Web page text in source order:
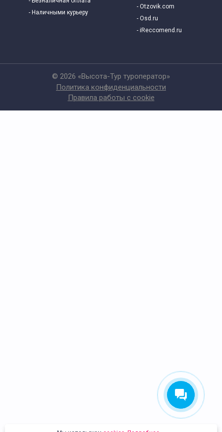
- Наличными курьеру
- Otzovik.com
- Osd.ru
- iReccomend.ru
© 2026 «Высота-Тур туроператор»
Политика конфиденциальности
Правила работы с cookie